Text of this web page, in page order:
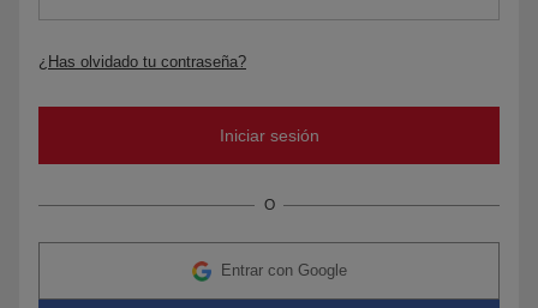
¿Has olvidado tu contraseña?
O
Entrar con Google